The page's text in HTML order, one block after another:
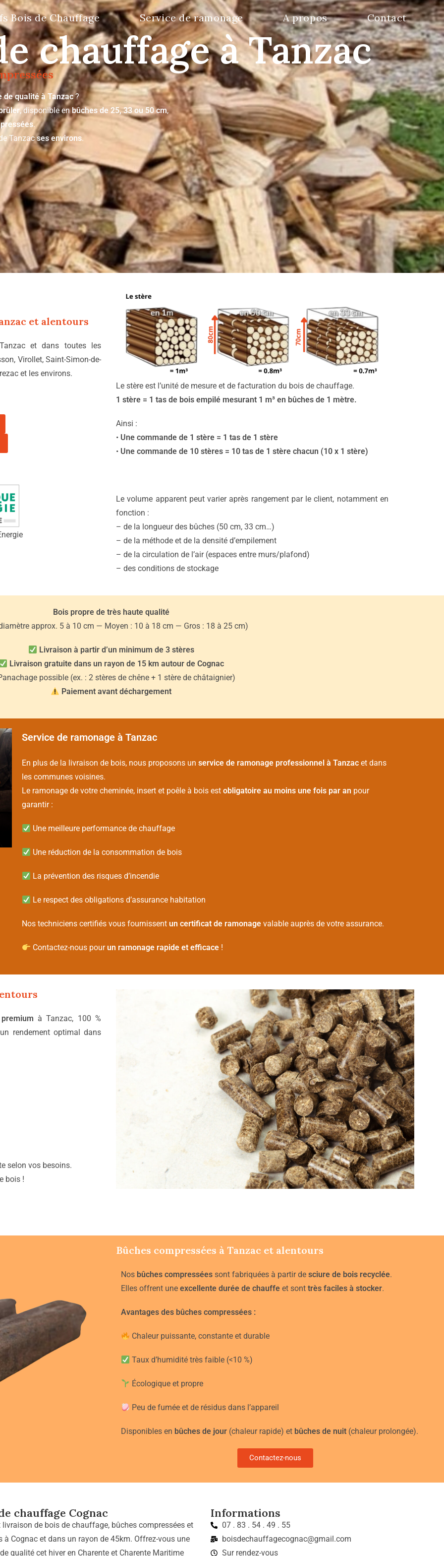
Bois de Chauffage Service de ramonage A propos Contact
chauffage à Tanzac
de qualité à Tanzac?
, disponible enbûches de 25, 33 ou 50 cm,
.
Tanzacses environs.
et alentours
et dans toutes les
Virollet, Saint-Simon-de-
et les environs.
Le stère est l’unité de mesure et de facturation du bois de chauffage.
1 stère = 1 tas de bois empilé mesurant 1 m³ en bûches de 1 mètre.
Ainsi :
• Une commande de 1 stère = 1 tas de 1 stère
• Une commande de 10 stères = 10 tas de 1 stère chacun (10 x 1 stère)
Le volume apparent peut varier après rangement par le client, notamment en
fonction :
– de la longueur des bûches (50 cm, 33 cm…)
– de la méthode et de la densité d’empilement
– de la circulation de l’air (espaces entre murs/plafond)
– des conditions de stockage
Bois propre de très haute qualité
approx. 5 à 10 cm — Moyen : 10 à 18 cm — Gros : 18 à 25 cm)
Livraison à partir d’un minimum de 3 stères
Livraison gratuite dans un rayon de 15 km autour de Cognac
possible (ex. : 2 stères de chêne + 1 stère de châtaignier)
Paiement avant déchargement
Service de ramonage à Tanzac
En plus de la livraison de bois, nous proposons un service de ramonage professionnel à Tanzac et dans
les communes voisines.
Le ramonage de votre cheminée, insert et poêle à bois est obligatoire au moins une fois par an pour
garantir :
Une meilleure performance de chauffage
Une réduction de la consommation de bois
La prévention des risques d’incendie
Le respect des obligations d’assurance habitation
Nos techniciens certifiés vous fournissent un certificat de ramonagevalable auprès de votre assurance.
Contactez-nous pourun ramonage rapide et efficace !
à Tanzac, 100 %
rendement optimal dans
selon vos besoins.
bois !
Bûches compressées à Tanzac et alentours
Nos bûches compressées sont fabriquées à partir de sciure de bois recyclée.
Elles offrent une excellente durée de chauffe et sont très faciles à stocker.
Avantages des bûches compressées :
Chaleur puissante, constante et durable
Taux d’humidité très faible (<10 %)
Écologique et propre
Peu de fumée et de résidus dans l’appareil
Disponibles en bûches de jour (chaleur rapide) et bûches de nuit (chaleur prolongée).
Contactez-nous
chauffage Cognac
livraison de bois de chauffage, bûches compressées et
à Cognac et dans un rayon de 45km. Offrez-vous une
qualité cet hiver en Charente et Charente Maritime
Informations
07 . 83 . 54 . 49 . 55
boisdechauffagecognac@gmail.com
Sur rendez-vous